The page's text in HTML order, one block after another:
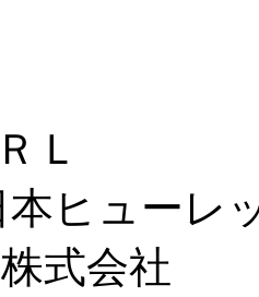
Ｌ
ヒューレ
式会社